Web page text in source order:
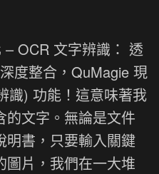
OCR 文字辨識： 透
度整合，QuMagie 現
識) 功能！這意味著我
的文字。無論是文件
明書，只要輸入關鍵
圖片，我們在一大堆